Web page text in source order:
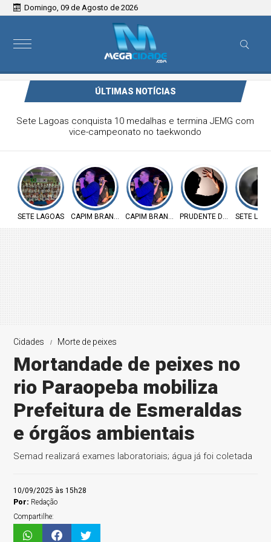
Domingo, 09 de Agosto de 2026
ÚLTIMAS NOTÍCIAS
Victor & Bruno são destaque no ForróCap em Capim
Branco
SETE LAGOAS CAPIM BRANCO CAPIM BRANCO PRUDENTE DE MORAIS
SETE
Cidades Morte de peixes
Mortandade de peixes no
rio Paraopeba mobiliza
Prefeitura de Esmeraldas
e órgãos ambientais
Semad realizará exames laboratoriais; água já foi coletada
10/09/2025 às 15h28
Por: Redação
Compartilhe: